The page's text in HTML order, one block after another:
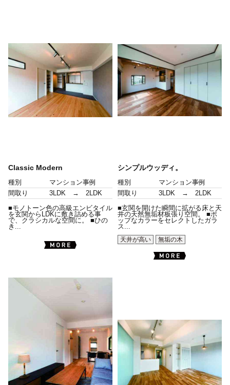
Classic Modern
種別
マンション事例
間取り
3LDK → 2LDK
■モノトーン色の高級エンビタイル
を玄関からLDKに敷き詰める事
で、クラシカルな空間に。 ■ひの
き...
シンプルウッディ。
種別
マンション事例
間取り
3LDK → 2LDK
■玄関を開けた瞬間に拡がる床と天
井の天然無垢材板張り空間。 ■ポ
ップなカラーをセレクトしたガラ
ス...
天井が高い
無垢の木